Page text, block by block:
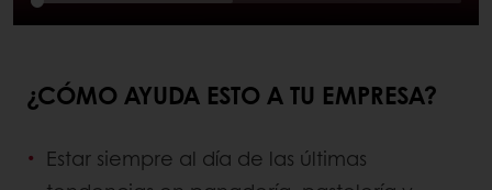
¿CÓMO AYUDA ESTO A TU EMPRESA?
Estar siempre al día de las últimas